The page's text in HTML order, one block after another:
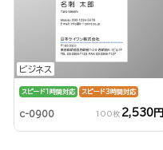
ビジネス
スピード1時間対応 スピード3時間対応
c-0900 100枚 2,530円